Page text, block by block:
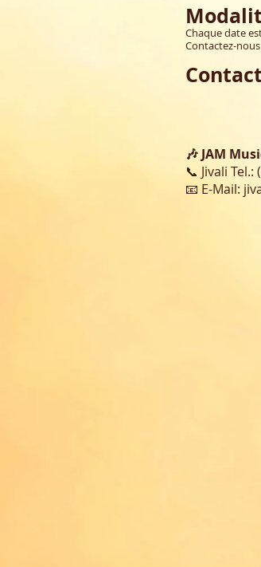
Chaque date
Contactez-
🎶 JAM
📞 Jivali
📧 E-Mail: